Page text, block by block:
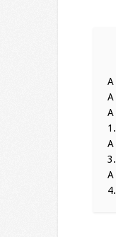
A
A
A
1.
A
A